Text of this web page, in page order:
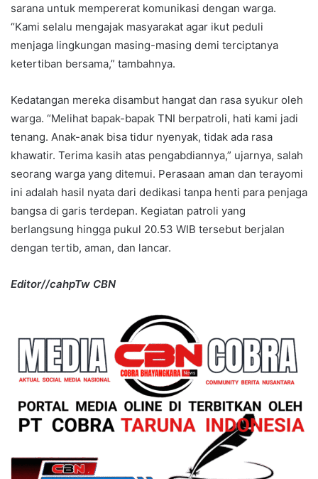
sarana untuk mempererat komunikasi dengan warga.
“Kami selalu mengajak masyarakat agar ikut peduli
menjaga lingkungan masing-masing demi terciptanya
ketertiban bersama,” tambahnya.
Kedatangan mereka disambut hangat dan rasa syukur oleh
warga. “Melihat bapak-bapak TNI berpatroli, hati kami jadi
tenang. Anak-anak bisa tidur nyenyak, tidak ada rasa
khawatir. Terima kasih atas pengabdiannya,” ujarnya, salah
seorang warga yang ditemui. Perasaan aman dan terayomi
ini adalah hasil nyata dari dedikasi tanpa henti para penjaga
bangsa di garis terdepan. Kegiatan patroli yang
berlangsung hingga pukul 20.53 WIB tersebut berjalan
dengan tertib, aman, dan lancar.
Editor//cahpTw CBN